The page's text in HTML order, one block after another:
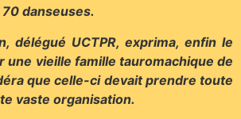
danseuses.
délégué UCTPR, exprima, enfin le
une vieille famille tauromachique de
que celle-ci devait prendre toute
vaste organisation.